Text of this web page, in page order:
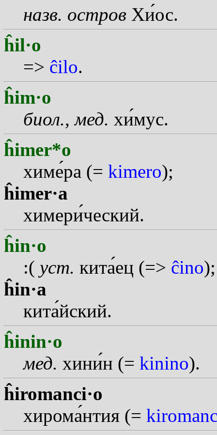
назв. остров Хиос.
ĥil·o
=> ĉilo.
ĥim·o
биол., мед. химус.
ĥimer*o
химера (= kimero);
ĥimer·a
химерический.
ĥin·o
:( уст. китаец (=> ĉino);
ĥin·a
китайский.
ĥinin·o
мед. хинин (= kinino).
ĥiromanci·o
хиромантия (=